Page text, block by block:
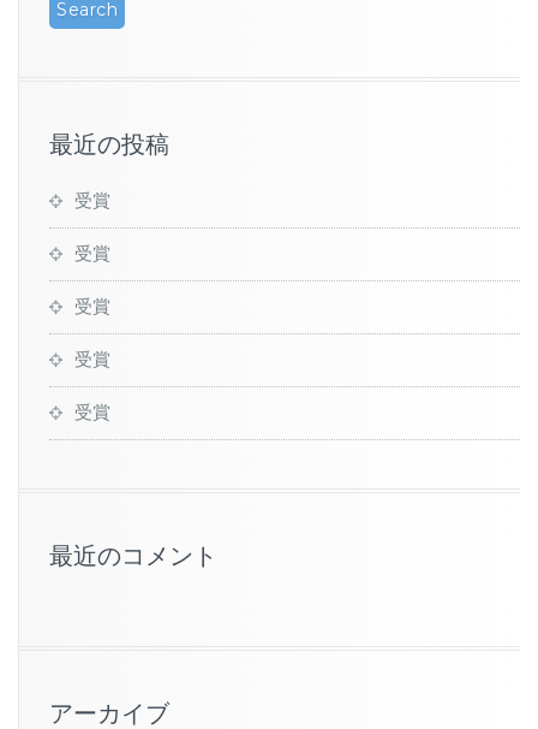
最近の投稿
受賞
受賞
受賞
受賞
受賞
最近のコメント
アーカイブ